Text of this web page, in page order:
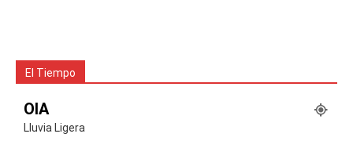
El Tiempo
OIA
Lluvia Ligera